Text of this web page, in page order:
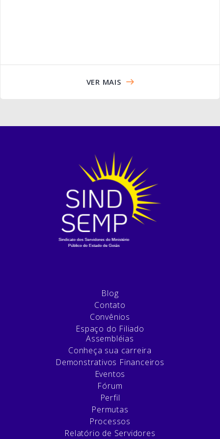
VER MAIS
Blog
Contato
Convênios
Espaço do Filiado
Assembléias
Conheça sua carreira
Demonstrativos Financeiros
Eventos
Fórum
Perfil
Permutas
Processos
Relatório de Servidores